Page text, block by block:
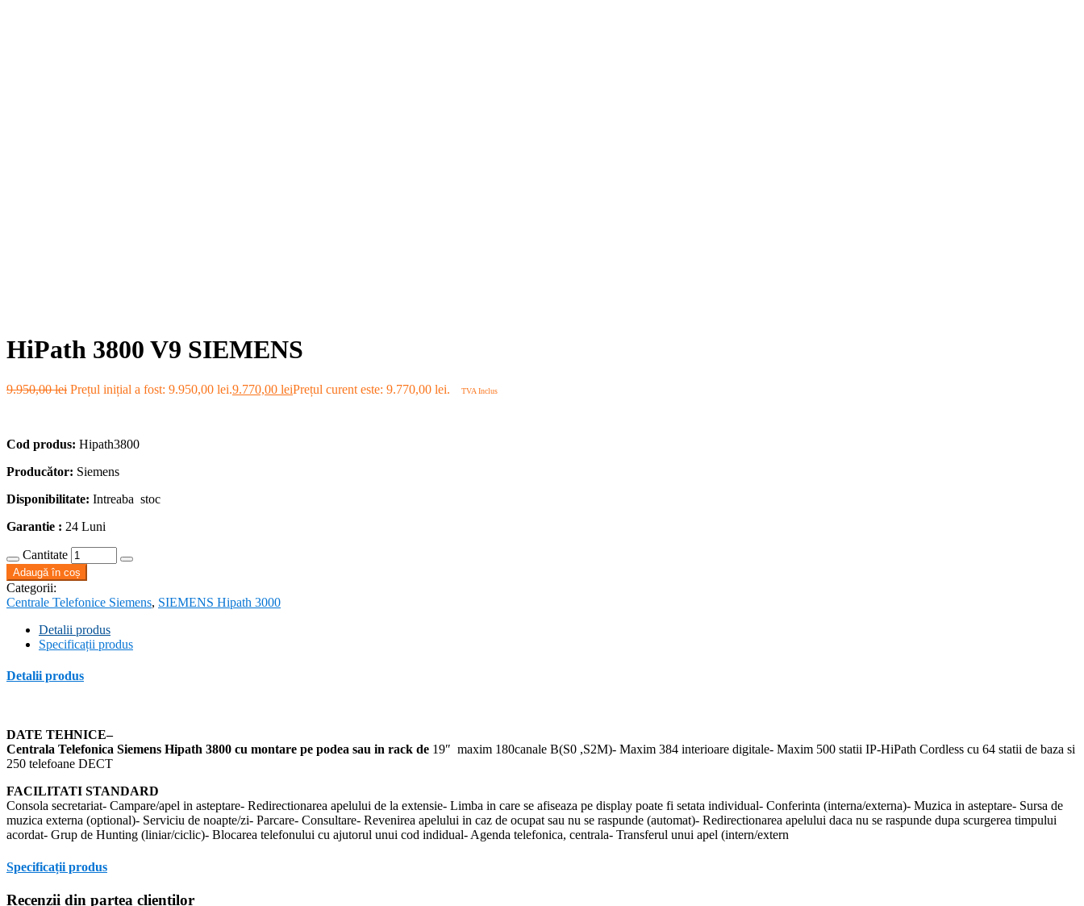
HiPath 3800 V9 SIEMENS
9.950,00lei Prețul inițial a fost: 9.950,00 lei.9.770,00 leiPrețul curent este: 9.770,00 lei. TVA Inclus
Cod produs: Hipath3800
Producător: Siemens
Disponibilitate: Intreaba stoc
Garantie : 24 Luni
Cantitate
Adaugă în coș
Categorii:
Centrale Telefonice Siemens, SIEMENS Hipath 3000
Detalii produs
Specificații produs
Detalii produs
DATE TEHNICE–
Centrala Telefonica Siemens Hipath 3800 cu montare pe podea sau in rack de 19″ maxim 180canale B(S0 ,S2M)- Maxim 384 interioare digitale- Maxim 500 statii IP-HiPath Cordless cu 64 statii de baza si
250 telefoane DECT
FACILITATI STANDARD
Consola secretariat- Campare/apel in asteptare- Redirectionarea apelului de la extensie- Limba in care se afiseaza pe display poate fi setata individual- Conferinta (interna/externa)- Muzica in asteptare- Sursa de
muzica externa (optional)- Serviciu de noapte/zi- Parcare- Consultare- Revenirea apelului in caz de ocupat sau nu se raspunde (automat)- Redirectionarea apelului daca nu se raspunde dupa scurgerea timpului
acordat- Grup de Hunting (liniar/ciclic)- Blocarea telefonului cu ajutorul unui cod indidual- Agenda telefonica, centrala- Transferul unui apel (intern/extern
Specificații produs
Recenzii din partea clienților